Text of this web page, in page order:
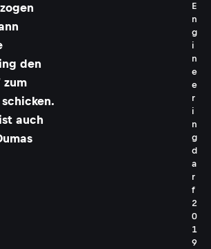
den
zum
auch
E
n
g
i
n
e
e
r
i
n
g
d
a
r
f
2
0
1
9